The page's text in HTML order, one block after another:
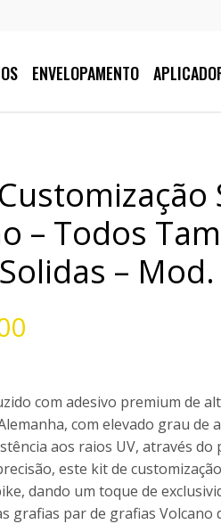
ENVELOPAMENTO
– Todos
–
com adesivo premium de
com elevado grau de
aos raios UV, através do
este kit de
dando um toque de
grafias par de grafias Volcano